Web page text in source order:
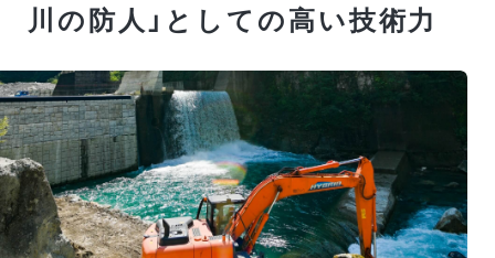
川の防人」としての高い技術力